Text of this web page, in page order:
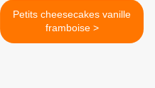
Petits cheesecakes vanille
framboise >